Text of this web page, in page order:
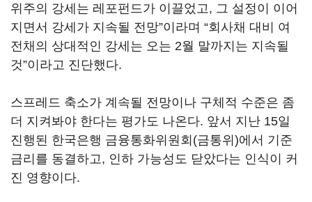
위주의 강세는 레포펀드가 이끌었고, 그 설정이 이어
지면서 강세가 지속될 전망”이라며 “회사채 대비 여
전채의 상대적인 강세는 오는 2월 말까지는 지속될
것”이라고 진단했다.
스프레드 축소가 계속될 전망이나 구체적 수준은 좀
더 지켜봐야 한다는 평가도 나온다. 앞서 지난 15일
진행된 한국은행 금융통화위원회(금통위)에서 기준
금리를 동결하고, 인하 가능성도 닫았다는 인식이 커
진 영향이다.